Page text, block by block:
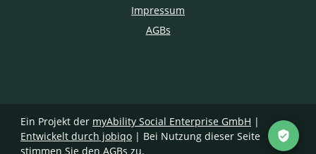
Impressum
AGBs
Ein Projekt der myAbility Social Enterprise GmbH |
Entwickelt durch jobiqo | Bei Nutzung dieser Seite
stimmen Sie den AGBs zu.